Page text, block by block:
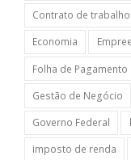
Contrato de trabalho
Economia
Folha de Pagamento
Gestão de Negócio
Governo Federal
imposto de renda